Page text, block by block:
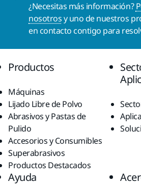
¿Necesitas más información?
nosotrosy uno de nuestros
en contacto contigo para
Productos
Máquinas
Lijado Libre de Polvo
Abrasivos y Pastas de
Pulido
Accesorios y Consumibles
Superabrasivos
Productos Destacados
Ayuda